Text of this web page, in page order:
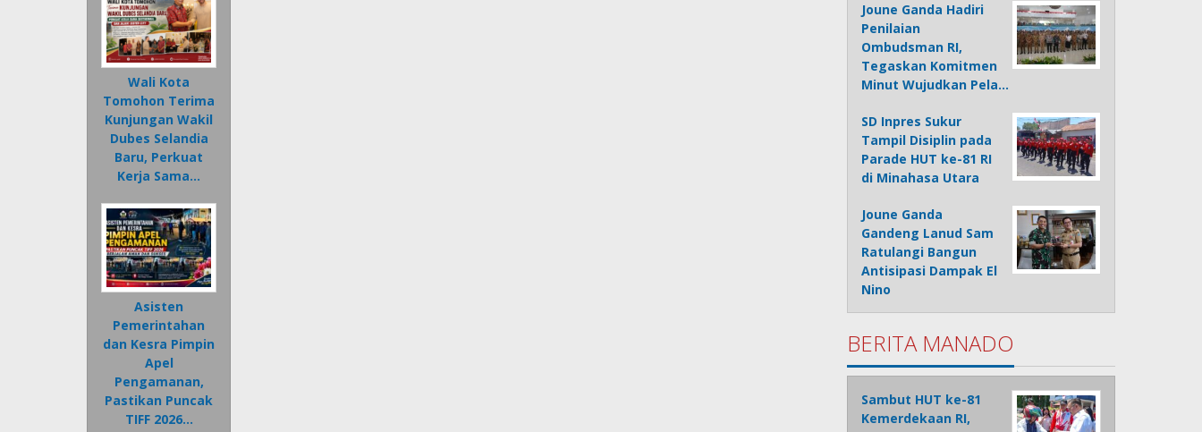
Wali Kota
Tomohon Terima
Kunjungan Wakil
Dubes Selandia
Baru, Perkuat
Kerja Sama…
Asisten
Pemerintahan
dan Kesra Pimpin
Apel
Pengamanan,
Pastikan Puncak
TIFF 2026…
Joune Ganda Hadiri
Penilaian
Ombudsman RI,
Tegaskan Komitmen
Minut Wujudkan Pela…
SD Inpres Sukur
Tampil Disiplin pada
Parade HUT ke-81 RI
di Minahasa Utara
Joune Ganda
Gandeng Lanud Sam
Ratulangi Bangun
Antisipasi Dampak El
Nino
BERITA MANADO
Sambut HUT ke-81
Kemerdekaan RI,